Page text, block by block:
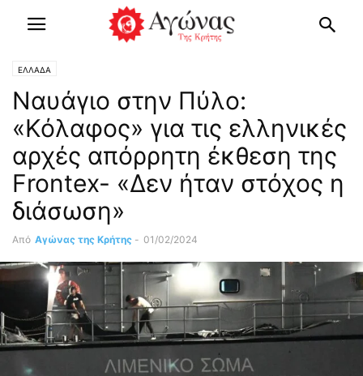
ΕΛΛΑΔΑ
Ναυάγιο στην Πύλο:
«Κόλαφος» για τις ελληνικές
αρχές απόρρητη έκθεση της
Frontex- «Δεν ήταν στόχος η
διάσωση»
Από Αγώνας της Κρήτης - 01/02/2024